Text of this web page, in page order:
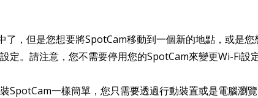
了，但是您想要將SpotCam移動到一個新的地點，或是
定。請注意，您不需要停用您的SpotCam來變更Wi-Fi設定
SpotCam一樣簡單，您只需要透過行動裝置或是電腦瀏